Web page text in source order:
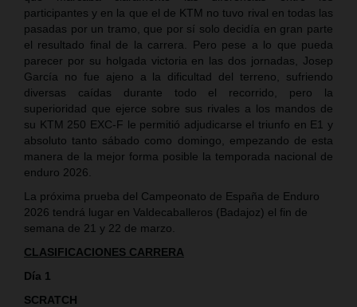
participantes y en la que el de KTM no tuvo rival en todas las
pasadas por un tramo, que por sí solo decidía en gran parte
el resultado final de la carrera. Pero pese a lo que pueda
parecer por su holgada victoria en las dos jornadas, Josep
García no fue ajeno a la dificultad del terreno, sufriendo
diversas caídas durante todo el recorrido, pero la
superioridad que ejerce sobre sus rivales a los mandos de
su KTM 250 EXC-F le permitió adjudicarse el triunfo en E1 y
absoluto tanto sábado como domingo, empezando de esta
manera de la mejor forma posible la temporada nacional de
enduro 2026.
La próxima prueba del Campeonato de España de Enduro
2026 tendrá lugar en Valdecaballeros (Badajoz) el fin de
semana de 21 y 22 de marzo.
CLASIFICACIONES CARRERA
Día 1
SCRATCH